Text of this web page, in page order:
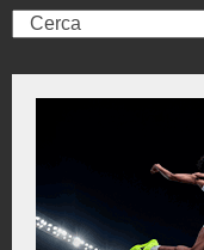
Search